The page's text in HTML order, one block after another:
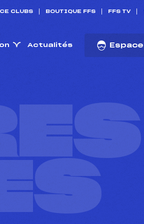
CLUBS BOUTIQUE FFS FFS TV
Actualités